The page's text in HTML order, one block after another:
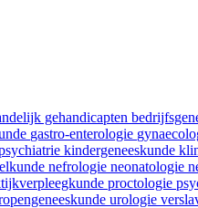
gehandicapten
gastro-enterologie
kindergeneeskunde
nefrologie neonatologie
proctologie
urologie